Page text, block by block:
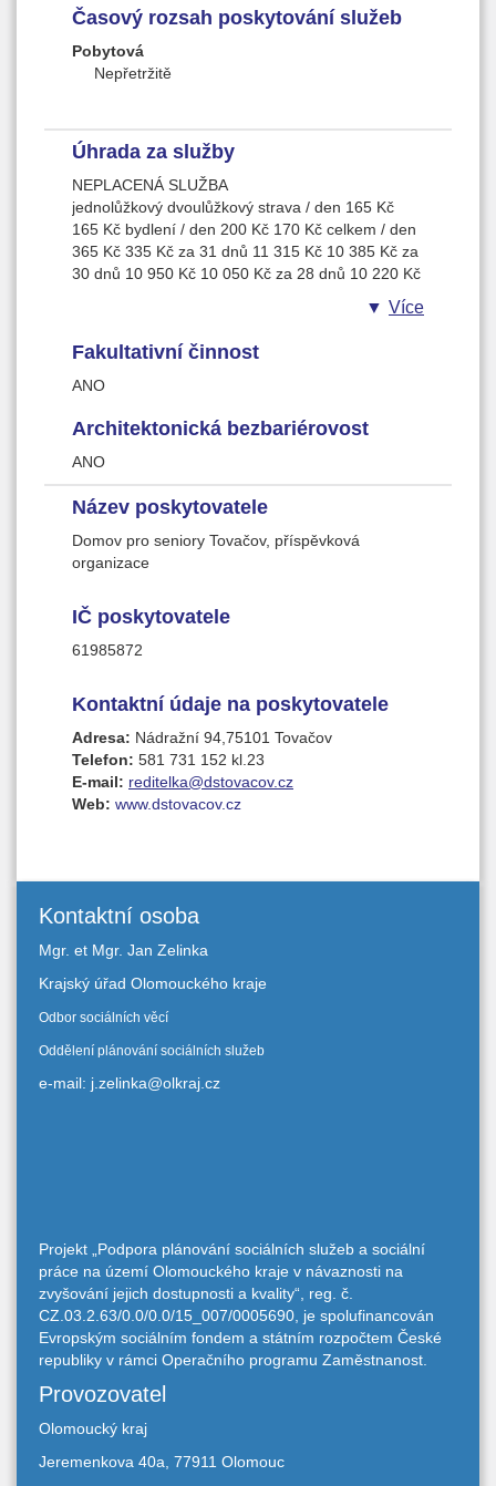
Časový rozsah poskytování služeb
Pobytová
Nepřetržitě
Úhrada za služby
NEPLACENÁ SLUŽBA
jednolůžkový dvoulůžkový strava / den 165 Kč
165 Kč bydlení / den 200 Kč 170 Kč celkem / den
365 Kč 335 Kč za 31 dnů 11 315 Kč 10 385 Kč za
30 dnů 10 950 Kč 10 050 Kč za 28 dnů 10 220 Kč
Více
Fakultativní činnost
ANO
Architektonická bezbariérovost
ANO
Název poskytovatele
Domov pro seniory Tovačov, příspěvková
organizace
IČ poskytovatele
61985872
Kontaktní údaje na poskytovatele
Adresa: Nádražní 94,75101 Tovačov
Telefon: 581 731 152 kl.23
E-mail: reditelka@dstovacov.cz
Web: www.dstovacov.cz
Kontaktní osoba
Mgr. et Mgr. Jan Zelinka
Krajský úřad Olomouckého kraje
Odbor sociálních věcí
Oddělení plánování sociálních služeb
e-mail: j.zelinka@olkraj.cz
Projekt „Podpora plánování sociálních služeb a sociální
práce na území Olomouckého kraje v návaznosti na
zvyšování jejich dostupnosti a kvality“, reg. č.
CZ.03.2.63/0.0/0.0/15_007/0005690, je spolufinancován
Evropským sociálním fondem a státním rozpočtem České
republiky v rámci Operačního programu Zaměstnanost.
Provozovatel
Olomoucký kraj
Jeremenkova 40a, 77911 Olomouc